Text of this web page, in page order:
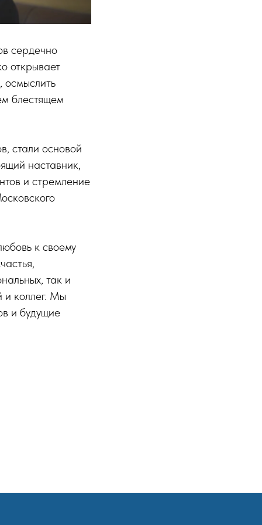
сердечно
открывает
осмыслить
блестящем
стали основой
наставник,
и стремление
к своему
так и
и коллег. Мы
и будущие